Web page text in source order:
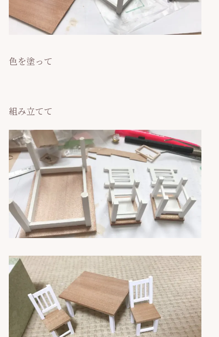
色を塗って
組み立てて